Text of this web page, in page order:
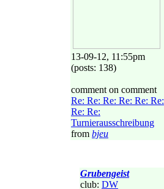
13-09-12, 11:55pm
(posts: 138)
comment on comment
Re: Re: Re: Re: Re: Re:
Re: Re:
Turnierausschreibung
from bjeu
Grubengeist
club: DW